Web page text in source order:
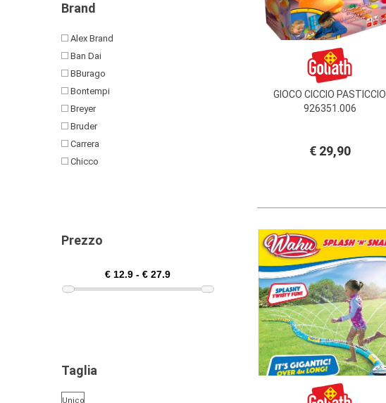
Brand
Alex Brand
Ban Dai
BBurago
Bontempi
Breyer
Bruder
Carrera
Chicco
Djeco
Fisher Price
Ghenos Games
Prezzo
Taglia
Unico
GIOCO CICCIO PASTICCIO
926351.006
€ 29,90